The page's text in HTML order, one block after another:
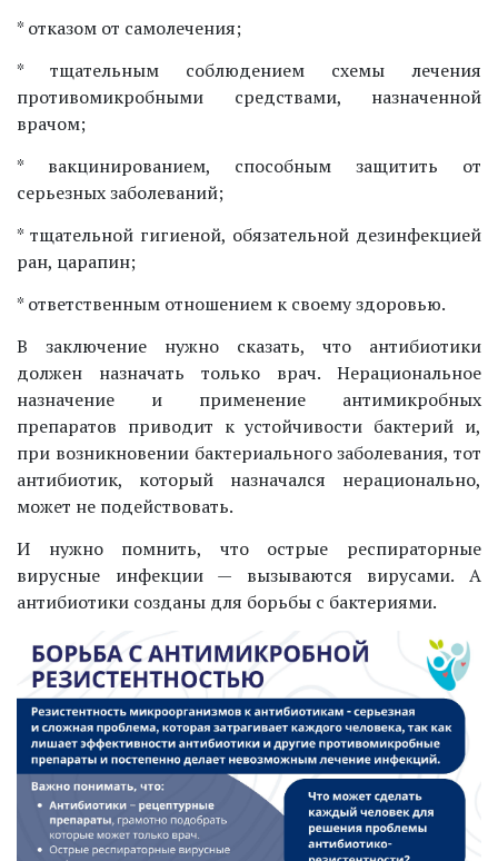
* отказом от самолечения;
* тщательным соблюдением схемы лечения
противомикробными средствами, назначенной
врачом;
* вакцинированием, способным защитить от
серьезных заболеваний;
* тщательной гигиеной, обязательной дезинфекцией
ран, царапин;
* ответственным отношением к своему здоровью.
В заключение нужно сказать, что антибиотики
должен назначать только врач. Нерациональное
назначение и применение антимикробных
препаратов приводит к устойчивости бактерий и,
при возникновении бактериального заболевания, тот
антибиотик, который назначался нерационально,
может не подействовать.
И нужно помнить, что острые респираторные
вирусные инфекции — вызываются вирусами. А
антибиотики созданы для борьбы с бактериями.